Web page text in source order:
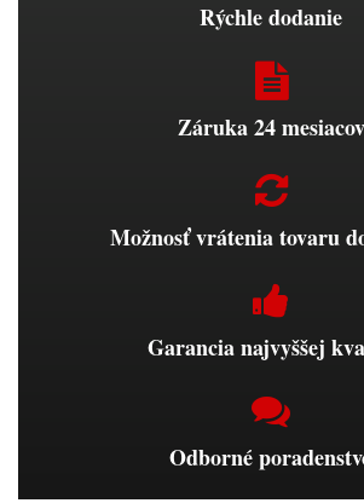
Rýchle dodanie
Záruka 24 mesiacov
Možnosť vrátenia tovaru
Garancia najvyššej
Odborné